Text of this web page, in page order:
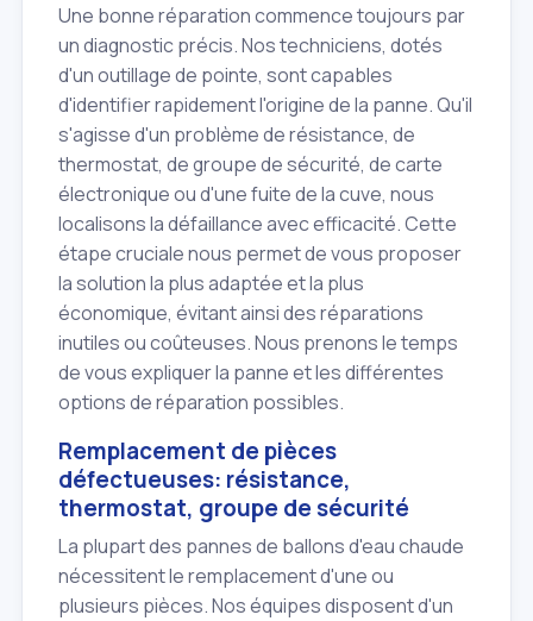
Une bonne réparation commence toujours par
un diagnostic précis. Nos techniciens, dotés
d'un outillage de pointe, sont capables
d'identifier rapidement l'origine de la panne. Qu'il
s'agisse d'un problème de résistance, de
thermostat, de groupe de sécurité, de carte
électronique ou d'une fuite de la cuve, nous
localisons la défaillance avec efficacité. Cette
étape cruciale nous permet de vous proposer
la solution la plus adaptée et la plus
économique, évitant ainsi des réparations
inutiles ou coûteuses. Nous prenons le temps
de vous expliquer la panne et les différentes
options de réparation possibles.
Remplacement de pièces
défectueuses: résistance,
thermostat, groupe de sécurité
La plupart des pannes de ballons d'eau chaude
nécessitent le remplacement d'une ou
plusieurs pièces. Nos équipes disposent d'un